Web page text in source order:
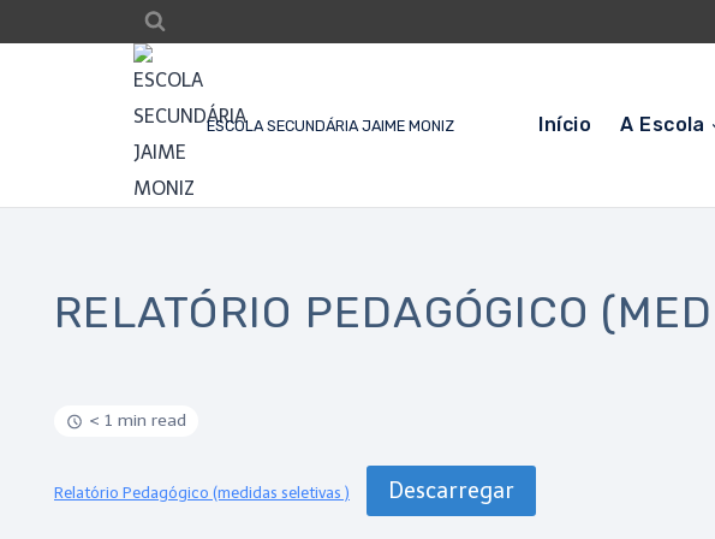
ESCOLA SECUNDÁRIA JAIME MONIZ Início A Escola
RELATÓRIO PEDAGÓGICO
< 1 min read
Relatório Pedagógico (medidas seletivas ) Descarregar